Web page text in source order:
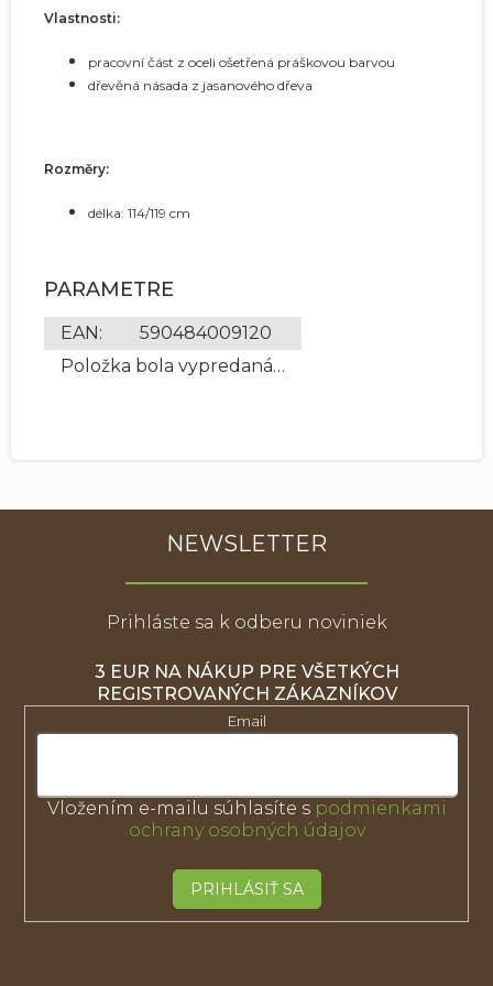
Vlastnosti:
pracovní část z oceli ošetřená práškovou barvou
dřevěná násada z jasanového dřeva
Rozměry:
délka: 114/119 cm
PARAMETRE
EAN:
590484009120
Položka bola vypredaná…
NEWSLETTER
Prihláste sa k odberu noviniek
3 EUR NA NÁKUP PRE VŠETKÝCH
REGISTROVANÝCH ZÁKAZNÍKOV
Email
Vložením e-mailu súhlasíte s podmienkami
ochrany osobných údajov
PRIHLÁSIŤ SA